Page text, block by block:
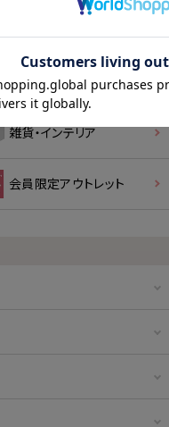
出産祝い・ギフト
雑貨・インテリア
会員限定アウトレット
となります。